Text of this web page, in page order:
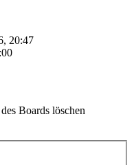
20:47
Boards löschen